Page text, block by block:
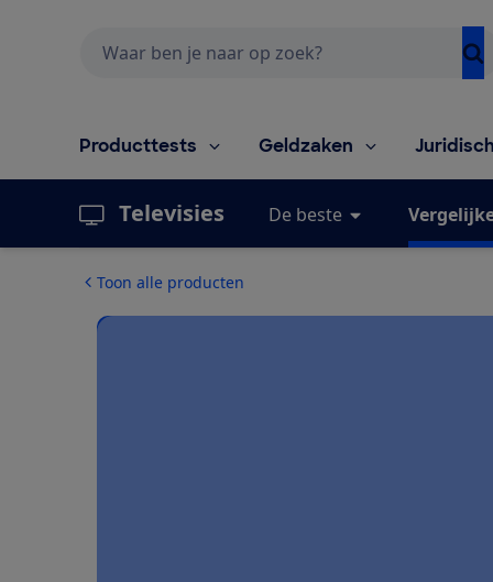
Producttests Geldzaken
Televisies De beste
Toon alle producten